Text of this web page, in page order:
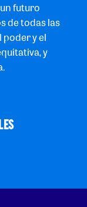
futuro
de todas las
y el
y